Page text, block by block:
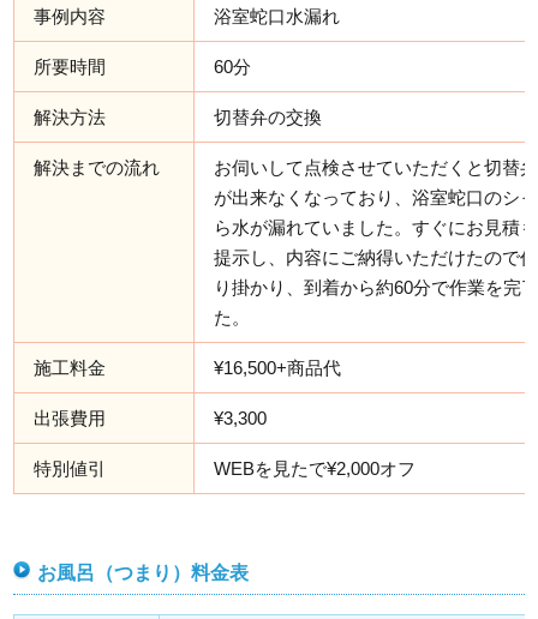
事例内容 浴室蛇口水漏れ
所要時間 60分
解決方法 切替弁の交換
解決までの流れ
お伺いして点検させていただくと切替
が出来なくなっており、浴室蛇口のシ
ら水が漏れていました。すぐにお見積
提示し、内容にご納得いただけたので
り掛かり、到着から約60分で作業を完
た。
施工料金 ¥16,500+商品代
出張費用 ¥3,300
特別値引 WEBを見たで¥2,000オフ
お風呂（つまり）料金表